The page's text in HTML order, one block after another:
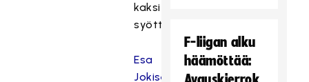
kaksi
syöttöpistettä.
Esa
Jokisen
F-liigan alku
häämöttää: